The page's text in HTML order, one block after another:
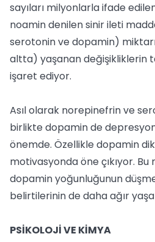
sayıları milyonlarla ifade
noamin denilen sinir ileti
serotonin ve dopamin)
altta) yaşanan değişikliklerin
işaret ediyor.
Asıl olarak norepinefrin ve
birlikte dopamin de
önemde. Özellikle dopamin
motivasyonda öne çıkıyor.
dopamin yoğunluğunun
belirtilerinin de daha ağır
PSİKOLOJİ VE KİMYA